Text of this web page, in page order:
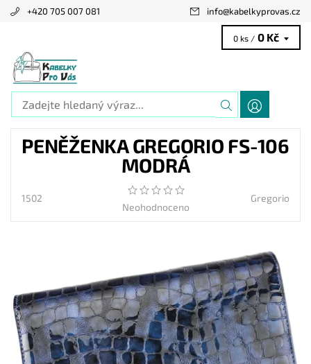
+420 705 007 081 info@kabelkyprovas.cz
0 ks / 0 Kč
PENĚŽENKA GREGORIO FS-106
MODRÁ
1502
Neohodnoceno
Gregorio